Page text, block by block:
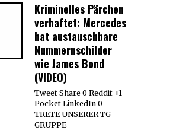
Kriminelles Pärchen
verhaftet: Mercedes
hat austauschbare
Nummernschilder
wie James Bond
(VIDEO)
Tweet Share 0 Reddit +1
Pocket LinkedIn 0
TRETE UNSERER TG
GRUPPE